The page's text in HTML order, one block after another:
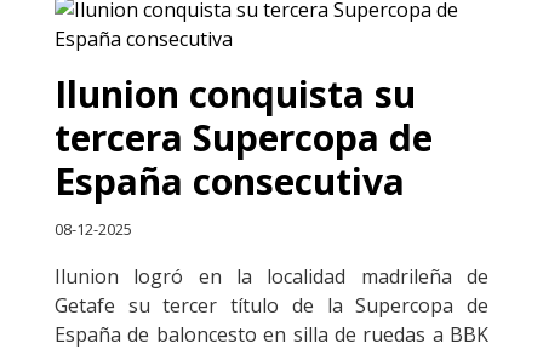
Ilunion conquista su
tercera Supercopa de
España consecutiva
08-12-2025
Ilunion logró en la localidad madrileña de
Getafe su tercer título de la Supercopa de
España de baloncesto en silla de ruedas a BBK